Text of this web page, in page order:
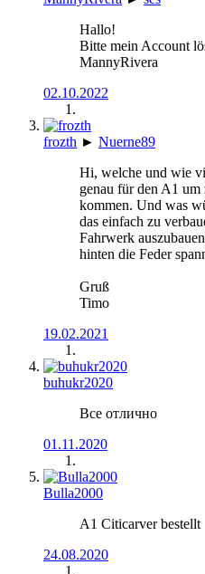
Hallo!
Bitte mein Account
MannyRivera
02.10.2022
frozth ► Nuerne89
Hi, welche und wie
genau für den A1
kommen. Und was
das einfach zu
Fahrwerk
hinten die Feder
Gruß
Timo
19.02.2021
buhukr2020
Все отлично
01.11.2020
Bulla2000
A1 Citicarver bestellt
24.08.2020